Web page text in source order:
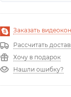
Заказать
Рассчитать
Хочу в подарок
Нашли ошибку?